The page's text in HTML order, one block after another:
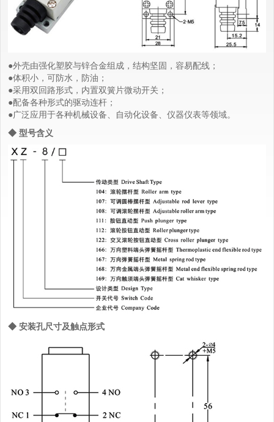
●外壳由强化塑胶与锌合金组成，结构坚固，容易配线；
●体积小，可防水，防油；
●采用双回路形式，内置双簧片微动开关；
●配备各种形式的驱动连杆；
●广泛应用于各种机械设备、自动化设备、仪器仪表等领域。
◆ 型号含义
◆ 安装孔尺寸及触点形式